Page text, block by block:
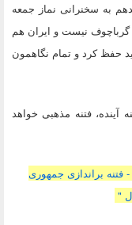
به سخنرانی نماز جمعه
گرباچوف نیست و ایران هم
حفظ کرد و تمام نگاهمون
ای بود از قسمتی از پروژه 2020. فتنه آینده، فتنه مذهبی خواهد
و مشاهده قسمت اول از " پروژه 2020 - فتنه براندازی جمهوری